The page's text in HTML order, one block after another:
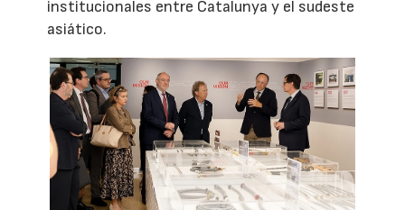
institucionales entre Catalunya y el sudeste
asiático.